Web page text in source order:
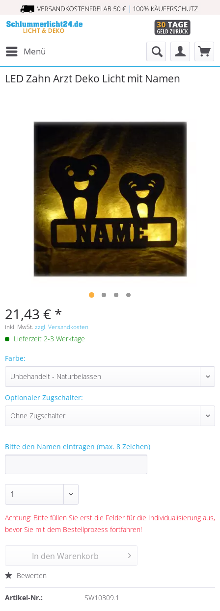
Menü
LED Zahn Arzt Deko Licht mit Namen
21,43 € *
inkl. MwSt. zzgl. Versandkosten
Lieferzeit 2-3 Werktage
Farbe:
Optionaler Zugschalter:
Bitte den Namen eintragen (max. 8 Zeichen)
Achtung: Bitte füllen Sie erst die Felder für die Individualisierung aus,
bevor Sie mit dem Bestellprozess fortfahren!
In den Warenkorb
Bewerten
Artikel-Nr.: SW10309.1